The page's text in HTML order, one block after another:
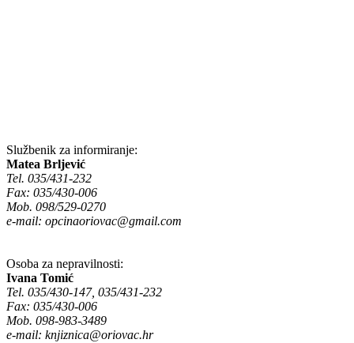
Službenik za informiranje:
Matea Brljević
Tel. 035/431-232
Fax: 035/430-006
Mob. 098/529-0270
e-mail: opcinaoriovac@gmail.com
Osoba za nepravilnosti:
Ivana Tomić
Tel. 035/430-147, 035/431-232
Fax: 035/430-006
Mob. 098-983-3489
e-mail: knjiznica@oriovac.hr